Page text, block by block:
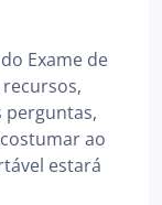
Exame de
recursos,
perguntas,
ao
estará